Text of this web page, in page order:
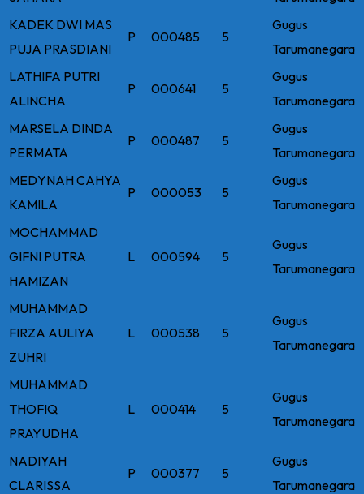
KADEK DWI MAS
PUJA PRASDIANI
P 000485 5
Gugus
Tarumanegara
LATHIFA PUTRI
ALINCHA
P 000641 5
Gugus
Tarumanegara
MARSELA DINDA
PERMATA
P 000487 5
Gugus
Tarumanegara
MEDYNAH CAHYA
KAMILA
P 000053 5
Gugus
Tarumanegara
MOCHAMMAD
GIFNI PUTRA
HAMIZAN
L 000594 5
Gugus
Tarumanegara
MUHAMMAD
FIRZA AULIYA
ZUHRI
L 000538 5
Gugus
Tarumanegara
MUHAMMAD
THOFIQ
PRAYUDHA
L 000414 5
Gugus
Tarumanegara
NADIYAH
CLARISSA
P 000377 5
Gugus
Tarumanegara